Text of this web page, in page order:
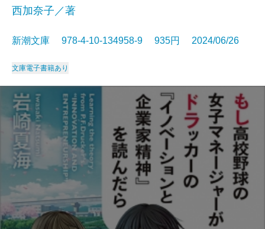
西加奈子／著
新潮文庫 978-4-10-134958-9 935円 2024/06/26
文庫電子書籍あり